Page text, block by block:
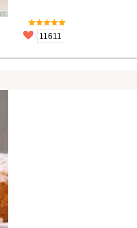
11611